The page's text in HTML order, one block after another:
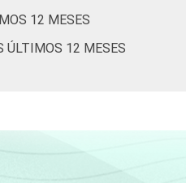
12 MESES
ÚLTIMOS 12 MESES